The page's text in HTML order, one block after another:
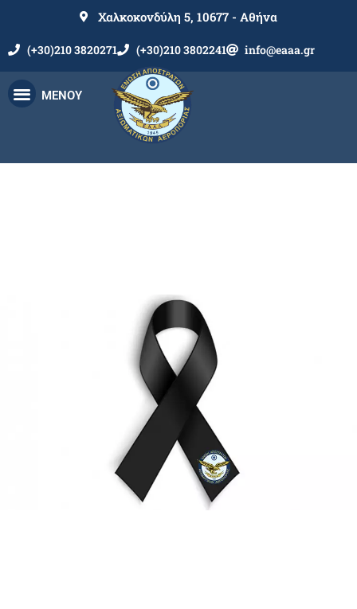
Χαλκοκονδύλη 5, 10677 - Αθήνα
(+30)210 3820271 (+30)210 3802241 info@eaaa.gr
ΜΕΝΟΥ